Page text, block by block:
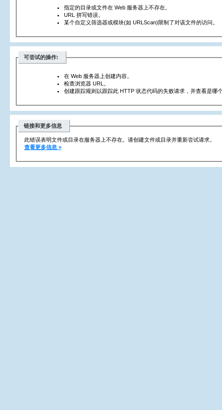
指定的目录或文件在 Web 服务器上不存在。
URL 拼写错误。
某个自定义筛选器或模块(如 URLScan)限制了对该文件的访问。
可尝试的操作:
在 Web 服务器上创建内容。
检查浏览器 URL。
创建跟踪规则以跟踪此 HTTP 状态代码的失败请求，并查看是哪
链接和更多信息
此错误表明文件或目录在服务器上不存在。请创建文件或目录并重新尝试请求。
查看更多信息 »